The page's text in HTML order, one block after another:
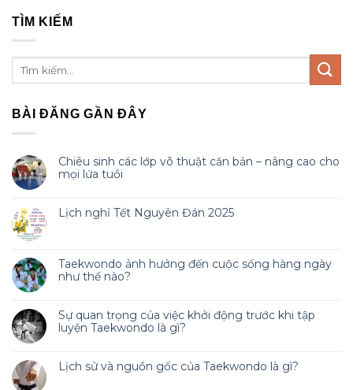
TÌM KIẾM
BÀI ĐĂNG GẦN ĐÂY
Chiêu sinh các lớp võ thuật căn bản – nâng cao cho
mọi lứa tuổi
Lịch nghỉ Tết Nguyên Đán 2025
Taekwondo ảnh hưởng đến cuộc sống hàng ngày
như thế nào?
Sự quan trọng của việc khởi động trước khi tập
luyện Taekwondo là gì?
Lịch sử và nguồn gốc của Taekwondo là gì?